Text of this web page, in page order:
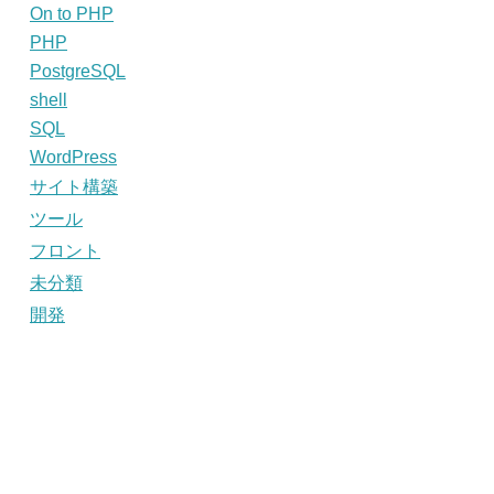
On to PHP
PHP
PostgreSQL
shell
SQL
WordPress
サイト構築
ツール
フロント
未分類
開発